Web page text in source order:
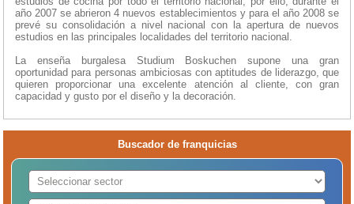
año 2007 se abrieron 4 nuevos establecimientos y para el año 2008 se
prevé su consolidación a nivel nacional con la apertura de nuevos
estudios en las principales localidades del territorio nacional.
La enseña burgalesa Studium Boskuchen supone una gran
oportunidad para personas ambiciosas con aptitudes de liderazgo, que
quieren proporcionar una excelente atención al cliente, con gran
capacidad y gusto por el diseño y la decoración.
Buscador de franquicias